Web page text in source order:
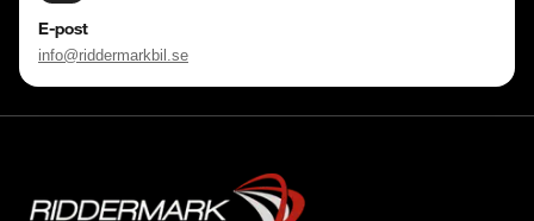
E-post
info@riddermarkbil.se